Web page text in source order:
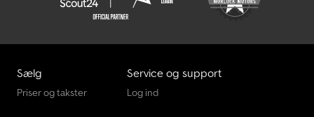
Liebherr Pr Byggemaskiner
Sælg
Priser og takster
Service og support
Log ind